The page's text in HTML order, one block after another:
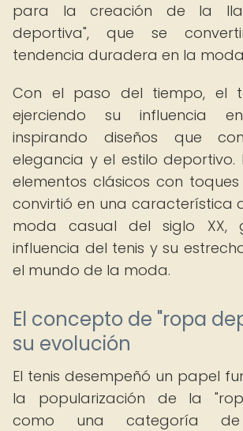
para la creación de la
deportiva", que se
tendencia duradera en la
Con el paso del tiempo, el
ejerciendo su influencia
inspirando diseños que
elegancia y el estilo deportivo.
elementos clásicos con
convirtió en una característica
moda casual del siglo XX,
influencia del tenis y su
el mundo de la moda.
El concepto de "ropa
su evolución
El tenis desempeñó un papel
la popularización de la
como una categoría de